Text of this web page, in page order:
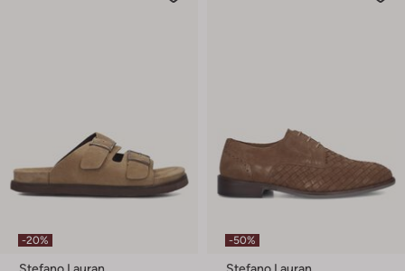
-20% -50%